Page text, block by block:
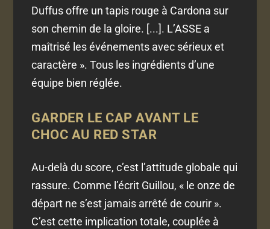
Duffus offre un tapis rouge à Cardona sur
son chemin de la gloire. [...]. L’ASSE a
maîtrisé les événements avec sérieux et
caractère ». Tous les ingrédients d’une
équipe bien réglée.
GARDER LE CAP AVANT LE
CHOC AU RED STAR
Au-delà du score, c’est l’attitude globale qui
rassure. Comme l’écrit Guillou, « le onze de
départ ne s’est jamais arrêté de courir ».
C’est cette implication totale, couplée à